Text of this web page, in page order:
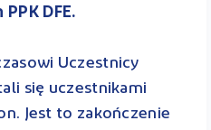
DFE.
Uczestnicy
się uczestnikami
Jest to zakończenie